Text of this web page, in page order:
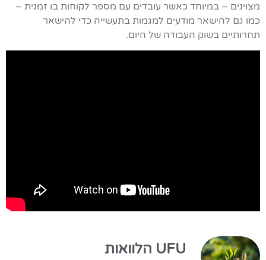
מצוינים – במיוחד כאשר עובדים עם מספר לקוחות בו זמנית –
כמו גם להישאר מודעים למגמות בתעשייה כדי להישאר
תחרותיים בשוק העבודה של היום.
UFU הלוואות